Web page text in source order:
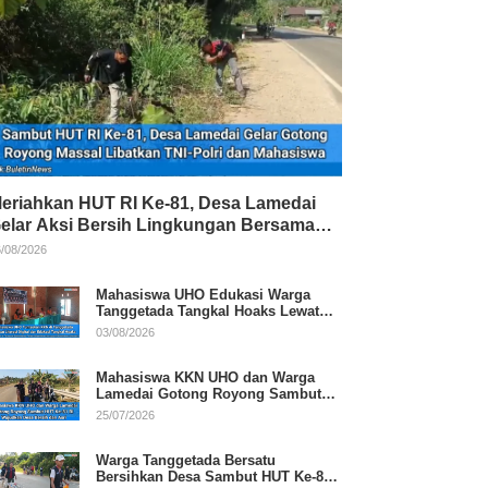
HUT RI Ke-81, Desa Lamedai
Aksi Bersih Lingkungan Bersama
Polri
08/2026
Mahasiswa UHO Edukasi Warga
Tanggetada Tangkal Hoaks Lewat
Program Literasi
03/08/2026
Mahasiswa KKN UHO dan Warga
Lamedai Gotong Royong Sambut
HUT Ke-81 RI
25/07/2026
Warga Tanggetada Bersatu
Bersihkan Desa Sambut HUT Ke-81